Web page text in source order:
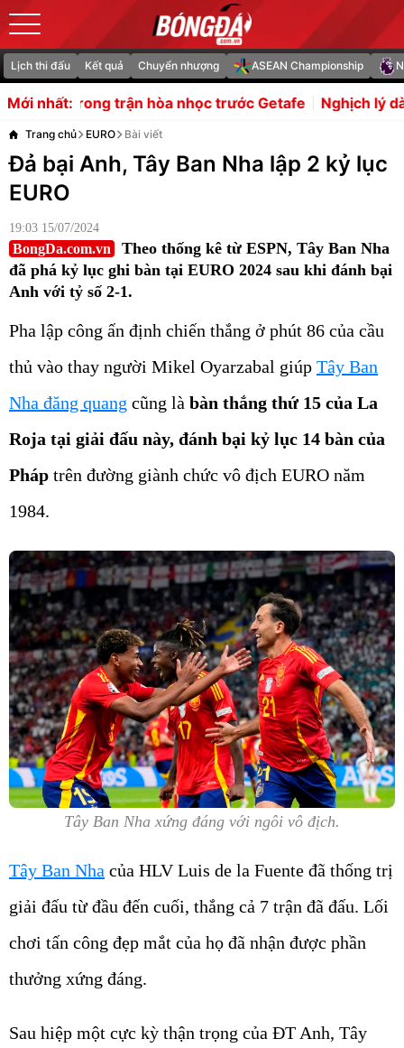
Lịch thi đấu Kết quả Chuyển nhượng ASEAN Championship
Mới nhất:
hòa nhọc trước Getafe Nghịch lý dàn sao triệu euro
Trang chủ EURO Bài viết
Đả bại Anh, Tây Ban Nha lập 2 kỷ lục
EURO
19:03 15/07/2024
BongDa.com.vn
Theo thống kê từ ESPN, Tây Ban Nha
đã phá kỷ lục ghi bàn tại EURO 2024 sau khi đánh bại
Anh với tỷ số 2-1.
Pha lập công ấn định chiến thắng ở phút 86 của cầu
thủ vào thay người Mikel Oyarzabal giúp Tây Ban
Nha đăng quang cũng là bàn thắng thứ 15 của La
Roja tại giải đấu này, đánh bại kỷ lục 14 bàn của
Pháp trên đường giành chức vô địch EURO năm
1984.
Tây Ban Nha xứng đáng với ngôi vô địch.
Tây Ban Nha của HLV Luis de la Fuente đã thống trị
giải đấu từ đầu đến cuối, thắng cả 7 trận đã đấu. Lối
chơi tấn công đẹp mắt của họ đã nhận được phần
thưởng xứng đáng.
Sau hiệp một cực kỳ thận trọng của ĐT Anh, Tây